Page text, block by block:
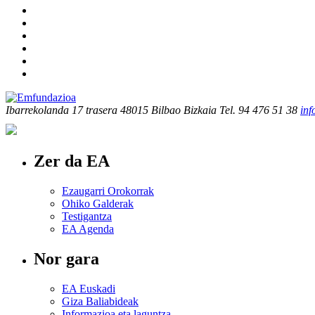
Ibarrekolanda 17 trasera 48015 Bilbao Bizkaia Tel. 94 476 51 38
Zer da EA
Ezaugarri Orokorrak
Ohiko Galderak
Testigantza
EA Agenda
Nor gara
EA Euskadi
Giza Baliabideak